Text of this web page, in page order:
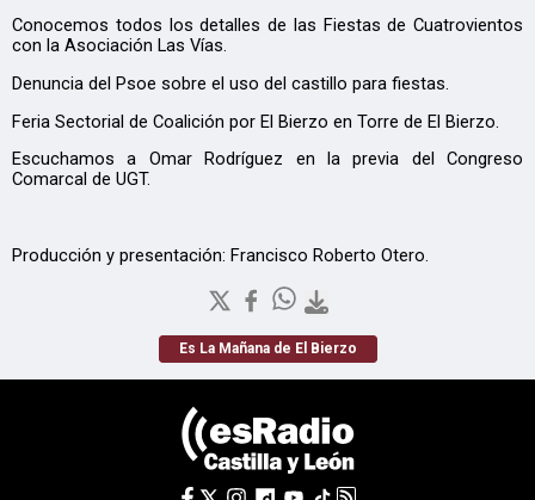
Conocemos todos los detalles de las Fiestas de Cuatrovientos
con la Asociación Las Vías.
Denuncia del Psoe sobre el uso del castillo para fiestas.
Feria Sectorial de Coalición por El Bierzo en Torre de El Bierzo.
Escuchamos a Omar Rodríguez en la previa del Congreso
Comarcal de UGT.
Producción y presentación: Francisco Roberto Otero.
Es La Mañana de El Bierzo